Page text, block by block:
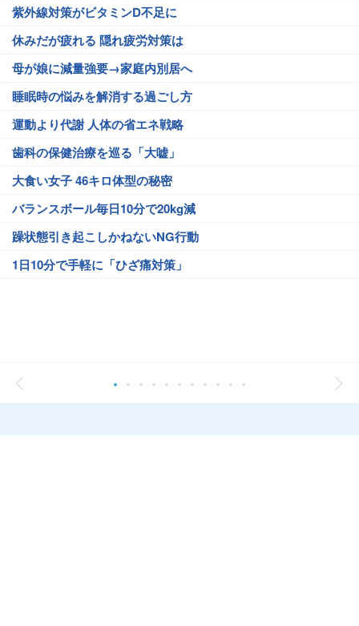
紫外線対策がビタミンD不足に
休みだが疲れる 隠れ疲労対策は
母が娘に減量強要→家庭内別居へ
睡眠時の悩みを解消する過ごし方
運動より代謝 人体の省エネ戦略
歯科の保健治療を巡る「大嘘」
大食い女子 46キロ体型の秘密
バランスボール毎日10分で20kg減
躁状態引き起こしかねないNG行動
1日10分で手軽に「ひざ痛対策」